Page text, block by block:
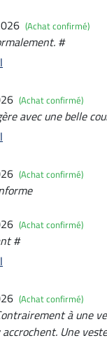
(Achat confirmé)
#
(Achat confirmé)
avec une belle
(Achat confirmé)
(Achat confirmé)
#
(Achat confirmé)
à une
Une